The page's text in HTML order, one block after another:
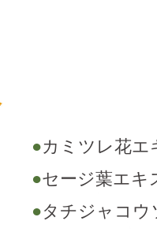
●カミツレ花エ
●セージ葉エキ
●タチジャコウ